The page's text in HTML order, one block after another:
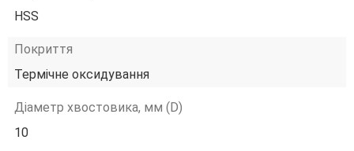
HSS
Покриття
Термічне оксидування
Діаметр хвостовика, мм (D)
10